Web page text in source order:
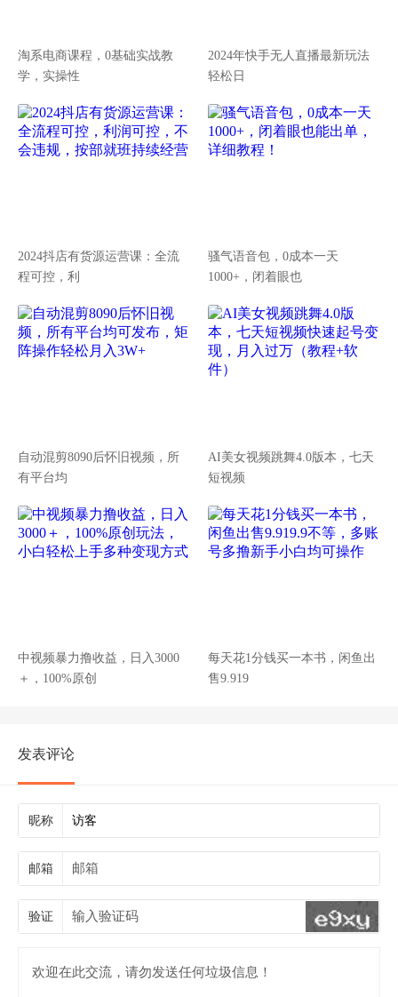
淘系电商课程，0基础实战教
学，实操性
2024年快手无人直播最新玩法
轻松日
2024抖店有货源运营课：全流
程可控，利
骚气语音包，0成本一天
1000+，闭着眼也
自动混剪8090后怀旧视频，所
有平台均
AI美女视频跳舞4.0版本，七天
短视频
中视频暴力撸收益，日入3000
＋，100%原创
每天花1分钱买一本书，闲鱼出
售9.919
发表评论
昵称
邮箱
验证